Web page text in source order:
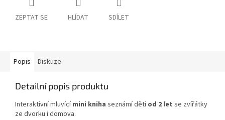
ZEPTAT SE HLÍDAT SDÍLET
Popis Diskuze
Detailní popis produktu
Interaktivní mluvící mini kniha seznámí děti od 2 let se zvířátky
ze dvorku i domova.